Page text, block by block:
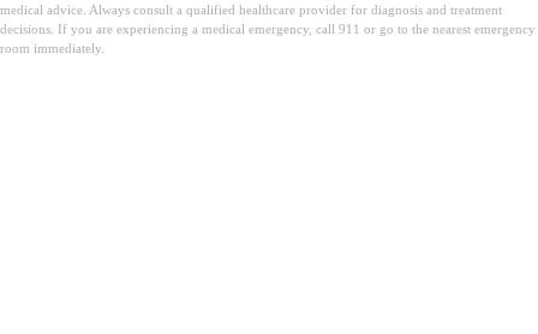
medical advice. Always consult a qualified healthcare provider for diagnosis and treatment
decisions. If you are experiencing a medical emergency, call 911 or go to the nearest emergency
room immediately.